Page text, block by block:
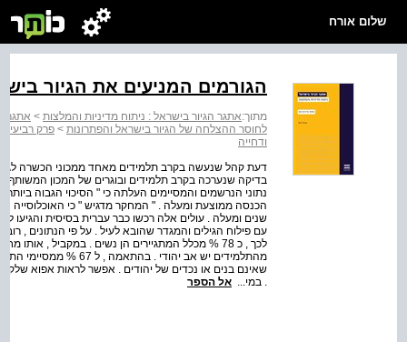
שלום אורח
הגורמים המניעים את הגיור
מתוך:אתגר הגיור בישראל : ניתוח מדיניות והמלצות > אתגר
לחוסר ההצלחה של הגיור בישראל והפתרונות > פרק רביעי
ודחייה
דעת קהל שנעשה בקרב תלמידים מאחד ממכוני הכשרה לגיור
בדיקה שנערכה בקרב תלמידים ובוגרים של המכון המשותף
נתוני הנרשמים והמסיימים העלתה כי " הסיכוי הגבוה
שנים ומעלה . עולים אלה רכשו כבר עברית בסיסית
שאינם בנים או נכדים של יהודים . אפשר לראות אפוא
. במי... אל הספר